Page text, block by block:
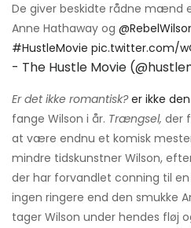
De giver beskidte rådne mænd
Anne Hathaway og
#HustleMovie pic.twitter.com/
- The Hustle Movie
Er det ikke romantisk? er ikke
fange Wilson i år. Trængsel, der
at være endnu et komisk
mindre tidskunstner Wilson,
der har forvandlet conning til en
ingen ringere end den smukke
tager Wilson under hendes fløj